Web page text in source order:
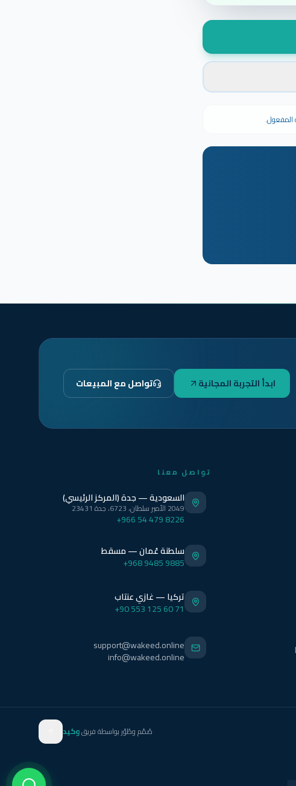
ابدأ التجربة المجانية تواصل مع المبيعات
تواصل معنا
السعودية — جدة (المركز الرئيسي)
2049 الأمير سلطان، 6723، جدة 23431
+966 54 479 8226
سلطنة عُمان — مسقط
+968 9485 9885
تركيا — غازي عنتاب
+90 553 125 60 71
support@wakeed.online
info@wakeed.online
صُمّم وطُوّر بواسطة فريقوكيد